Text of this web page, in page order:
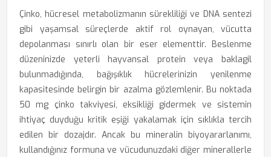
Çinko, hücresel metabolizmanın sürekliliği ve DNA sentezi
gibi yaşamsal süreçlerde aktif rol oynayan, vücutta
depolanması sınırlı olan bir eser elementtir. Beslenme
düzeninizde yeterli hayvansal protein veya baklagil
bulunmadığında, bağışıklık hücrelerinizin yenilenme
kapasitesinde belirgin bir azalma gözlemlenir. Bu noktada
50 mg çinko takviyesi, eksikliği gidermek ve sistemin
ihtiyaç duyduğu kritik eşiği yakalamak için sıklıkla tercih
edilen bir dozajdır. Ancak bu mineralin biyoyararlanımı,
kullandığınız formuna ve vücudunuzdaki diğer minerallerle